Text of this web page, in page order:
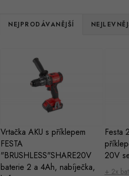
Ř
p
r
NEJPRODÁVANĚJŠÍ
s
p
Vrtačka AKU s příklepem
FESTA
"BRUSHLESS"SHARE20V
baterie 2 a 4Ah, nabíječka,
Festa
20V
+ 2x